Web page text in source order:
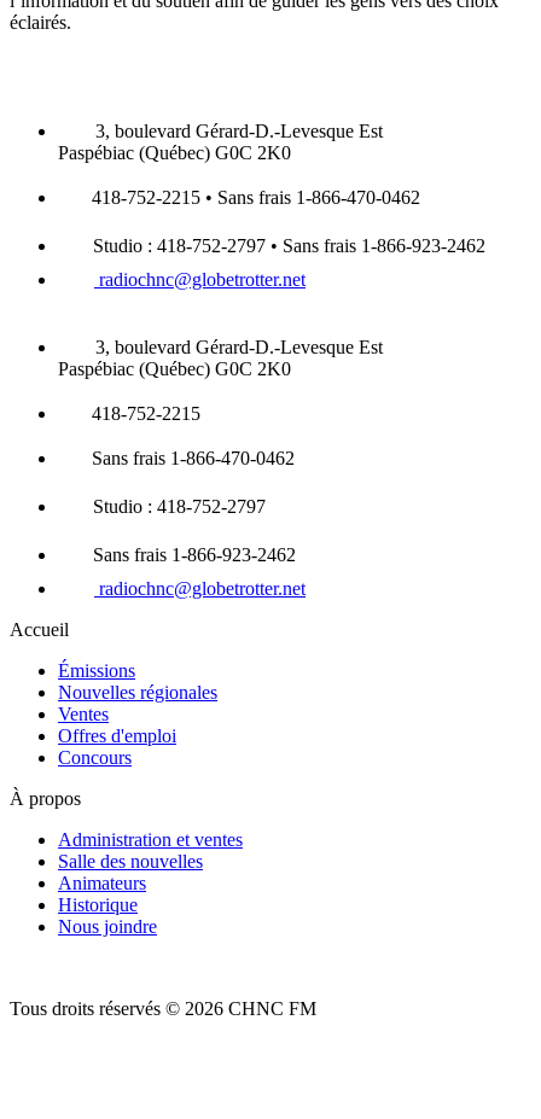
éclairés.
3, boulevard Gérard-D.-Levesque Est
Paspébiac (Québec) G0C 2K0
418-752-2215 • Sans frais 1-866-470-0462
Studio : 418-752-2797 • Sans frais 1-866-923-2462
radiochnc@globetrotter.net
3, boulevard Gérard-D.-Levesque Est
Paspébiac (Québec) G0C 2K0
418-752-2215
Sans frais 1-866-470-0462
Studio : 418-752-2797
Sans frais 1-866-923-2462
radiochnc@globetrotter.net
Accueil
Émissions
Nouvelles régionales
Ventes
Offres d'emploi
Concours
À propos
Administration et ventes
Salle des nouvelles
Animateurs
Historique
Nous joindre
Tous droits réservés © 2026 CHNC FM